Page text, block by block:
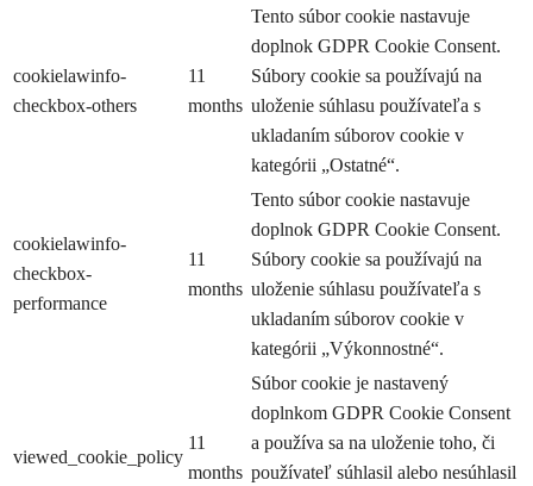
cookielawinfo-
checkbox-others
11
months
Tento súbor cookie nastavuje
doplnok GDPR Cookie Consent.
Súbory cookie sa používajú na
uloženie súhlasu používateľa s
ukladaním súborov cookie v
kategórii „Ostatné“.
cookielawinfo-
checkbox-
performance
11
months
Tento súbor cookie nastavuje
doplnok GDPR Cookie Consent.
Súbory cookie sa používajú na
uloženie súhlasu používateľa s
ukladaním súborov cookie v
kategórii „Výkonnostné“.
viewed_cookie_policy
11
months
Súbor cookie je nastavený
doplnkom GDPR Cookie Consent
a používa sa na uloženie toho, či
používateľ súhlasil alebo nesúhlasil